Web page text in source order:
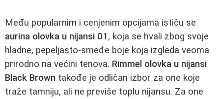
Među popularnim i cenjenim opcijama ističu se
aurina olovka u nijansi 01, koja se hvali zbog svoje
hladne, pepeljasto-smeđe boje koja izgleda veoma
prirodno na većini tenova. Rimmel olovka u nijansi
Black Brown takođe je odličan izbor za one koje
traže tamniju, ali ne previše toplu nijansu. Za one